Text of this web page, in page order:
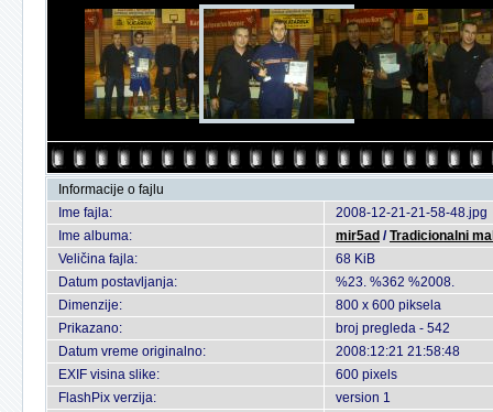
Informacije o fajlu
Ime fajla:
2008-12-21-21-58-48.jpg
Ime albuma:
mir5ad /Tradicionalni
Veličina fajla:
68 KiB
Datum postavljanja:
%23. %362 %2008.
Dimenzije:
800 x 600 piksela
Prikazano:
broj pregleda - 542
Datum vreme originalno:
2008:12:21 21:58:48
EXIF visina slike:
600 pixels
FlashPix verzija:
version 1